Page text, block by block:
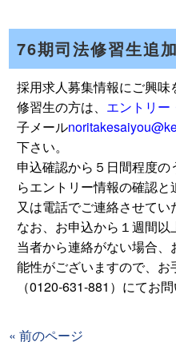
76期司法修習生追
採用求人募集情報にご興
修習生の方は、 エントリー
子メール
下さい。
申込確認から５日間程度
らエントリー情報の確認
又は電話でご連絡させてい
なお、お申込から１週間
当者から連絡がない場合
能性がございますので、
（0120-631-881）にてお
« 前のページ